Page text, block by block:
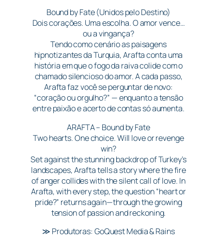
Bound by Fate (Unidos pelo Destino)
Dois corações. Uma escolha. O amor vence…
ou a vingança?
Tendo como cenário as paisagens
hipnotizantes da Turquia, Arafta conta uma
história em que o fogo da raiva colide com o
chamado silencioso do amor. A cada passo,
Arafta faz você se perguntar de novo:
“coração ou orgulho?” — enquanto a tensão
entre paixão e acerto de contas só aumenta.
ARAFTA – Bound by Fate
Two hearts. One choice. Will love or revenge
win?
Set against the stunning backdrop of Turkey’s
landscapes, Arafta tells a story where the fire
of anger collides with the silent call of love. In
Arafta, with every step, the question “heart or
pride?” returns again—through the growing
tension of passion and reckoning.
≫ Produtoras: GoQuest Media & Rains